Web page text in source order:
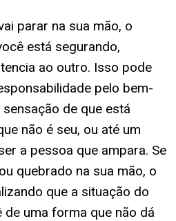
parar na sua mão, o
está segurando,
ao outro. Isso pode
pelo bem-
de que está
não é seu, ou até um
a pessoa que ampara. Se
quebrado na sua mão, o
que a situação do
uma forma que não dá